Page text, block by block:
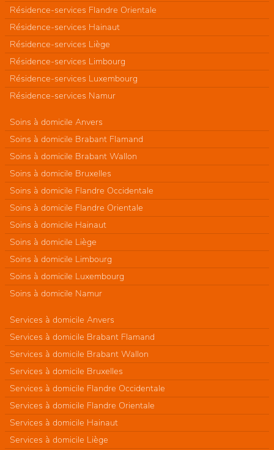
Résidence-services Flandre Orientale
Résidence-services Hainaut
Résidence-services Liège
Résidence-services Limbourg
Résidence-services Luxembourg
Résidence-services Namur
Soins à domicile Anvers
Soins à domicile Brabant Flamand
Soins à domicile Brabant Wallon
Soins à domicile Bruxelles
Soins à domicile Flandre Occidentale
Soins à domicile Flandre Orientale
Soins à domicile Hainaut
Soins à domicile Liège
Soins à domicile Limbourg
Soins à domicile Luxembourg
Soins à domicile Namur
Services à domicile Anvers
Services à domicile Brabant Flamand
Services à domicile Brabant Wallon
Services à domicile Bruxelles
Services à domicile Flandre Occidentale
Services à domicile Flandre Orientale
Services à domicile Hainaut
Services à domicile Liège